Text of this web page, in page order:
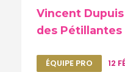
Vincent
des Pétillantes
ÉQUIPE PRO 12